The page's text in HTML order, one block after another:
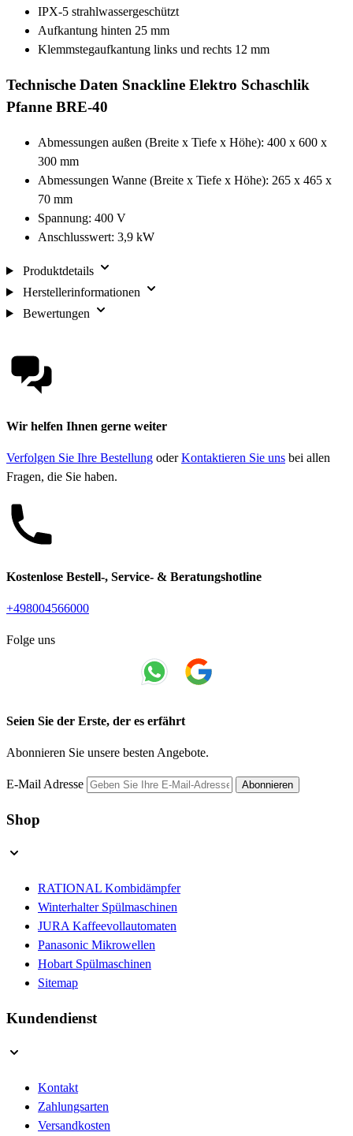
IPX-5 strahlwassergeschützt
Aufkantung hinten 25 mm
Klemmstegaufkantung links und rechts 12 mm
Technische Daten Snackline Elektro Schaschlik
Pfanne BRE-40
Abmessungen außen (Breite x Tiefe x Höhe): 400 x 600 x
300 mm
Abmessungen Wanne (Breite x Tiefe x Höhe): 265 x 465 x
70 mm
Spannung: 400 V
Anschlusswert: 3,9 kW
Produktdetails
Herstellerinformationen
Bewertungen
Wir helfen Ihnen gerne weiter
Verfolgen Sie Ihre Bestellung oderKontaktieren Sie uns bei allen
Fragen, die Sie haben.
Kostenlose Bestell-, Service- & Beratungshotline
+498004566000
Folge uns
Seien Sie der Erste, der es erfährt
Abonnieren Sie unsere besten Angebote.
E-Mail Adresse Abonnieren
Shop
RATIONAL Kombidämpfer
Winterhalter Spülmaschinen
JURA Kaffeevollautomaten
Panasonic Mikrowellen
Hobart Spülmaschinen
Sitemap
Kundendienst
Kontakt
Zahlungsarten
Versandkosten